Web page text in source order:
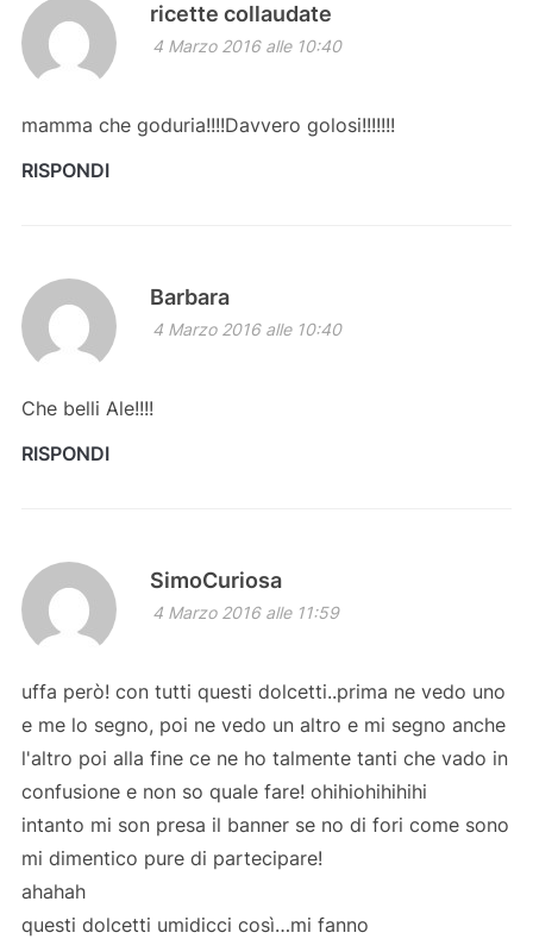
ricette collaudate
4 Marzo 2016 alle 10:40
mamma che goduria!!!!Davvero golosi!!!!!!!
RISPONDI
Barbara
4 Marzo 2016 alle 10:40
Che belli Ale!!!!
RISPONDI
SimoCuriosa
4 Marzo 2016 alle 11:59
uffa però! con tutti questi dolcetti..prima ne vedo uno
e me lo segno, poi ne vedo un altro e mi segno anche
l'altro poi alla fine ce ne ho talmente tanti che vado in
confusione e non so quale fare! ohihiohihihihi
intanto mi son presa il banner se no di fori come sono
mi dimentico pure di partecipare!
ahahah
questi dolcetti umidicci così…mi fanno